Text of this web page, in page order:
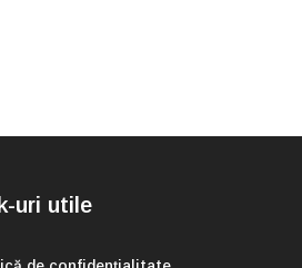
uri utile